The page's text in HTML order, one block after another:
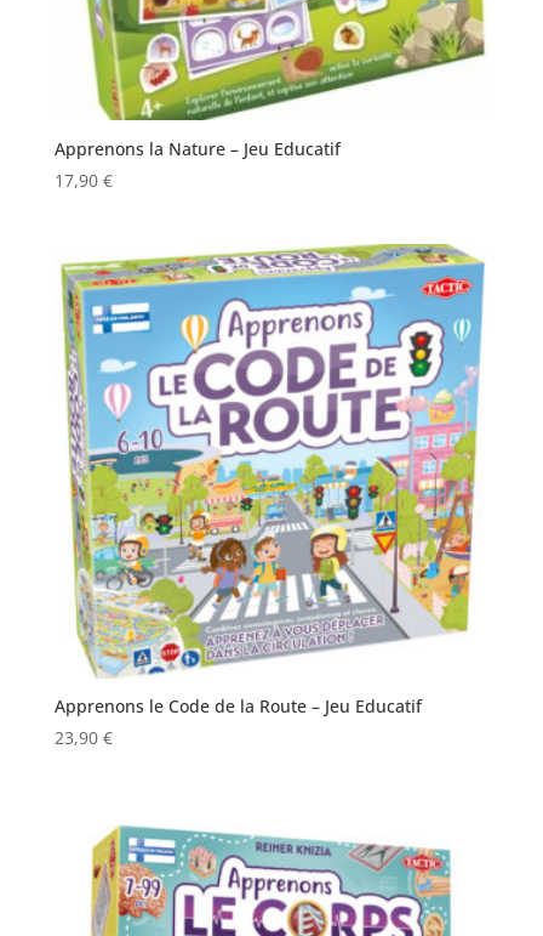
Apprenons la Nature – Jeu Educatif
17,90 €
Apprenons le Code de la Route – Jeu Educatif
23,90 €